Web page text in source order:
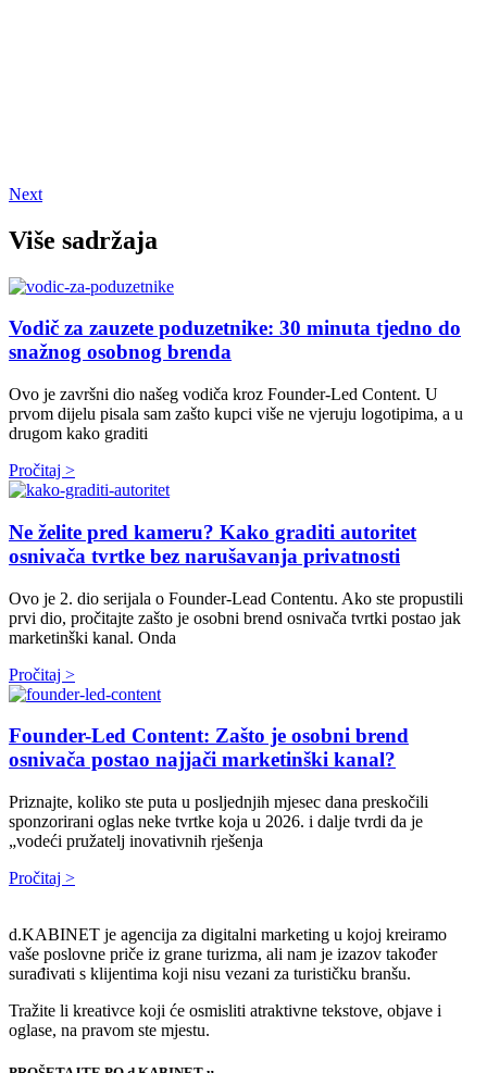
Next
Više sadržaja
Vodič za zauzete poduzetnike: 30 minuta tjedno do
snažnog osobnog brenda
Ovo je završni dio našeg vodiča kroz Founder-Led Content. U
prvom dijelu pisala sam zašto kupci više ne vjeruju logotipima, a u
drugom kako graditi
Pročitaj >
Ne želite pred kameru? Kako graditi autoritet
osnivača tvrtke bez narušavanja privatnosti
Ovo je 2. dio serijala o Founder-Lead Contentu. Ako ste propustili
prvi dio, pročitajte zašto je osobni brend osnivača tvrtki postao jak
marketinški kanal. Onda
Pročitaj >
Founder-Led Content: Zašto je osobni brend
osnivača postao najjači marketinški kanal?
Priznajte, koliko ste puta u posljednjih mjesec dana preskočili
sponzorirani oglas neke tvrtke koja u 2026. i dalje tvrdi da je
„vodeći pružatelj inovativnih rješenja
Pročitaj >
d.KABINET je agencija za digitalni marketing u kojoj kreiramo
vaše poslovne priče iz grane turizma, ali nam je izazov također
surađivati s klijentima koji nisu vezani za turističku branšu.
Tražite li kreativce koji će osmisliti atraktivne tekstove, objave i
oglase, na pravom ste mjestu.